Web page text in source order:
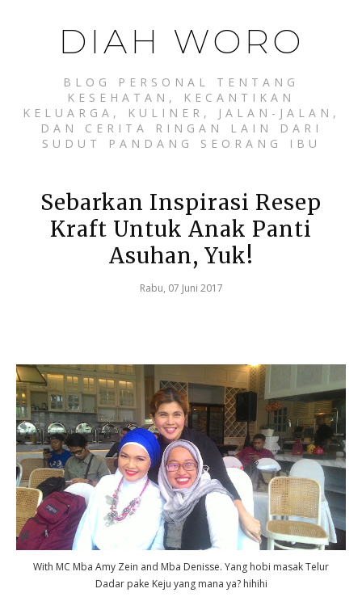
DIAH WORO
BLOG PERSONAL TENTANG
KESEHATAN, KECANTIKAN
KELUARGA, KULINER, JALAN-JALAN,
DAN CERITA RINGAN LAIN DARI
SUDUT PANDANG SEORANG IBU
Sebarkan Inspirasi Resep
Kraft Untuk Anak Panti
Asuhan, Yuk!
Rabu, 07 Juni 2017
With MC Mba Amy Zein and Mba Denisse. Yang hobi masak Telur
Dadar pake Keju yang mana ya? hihihi